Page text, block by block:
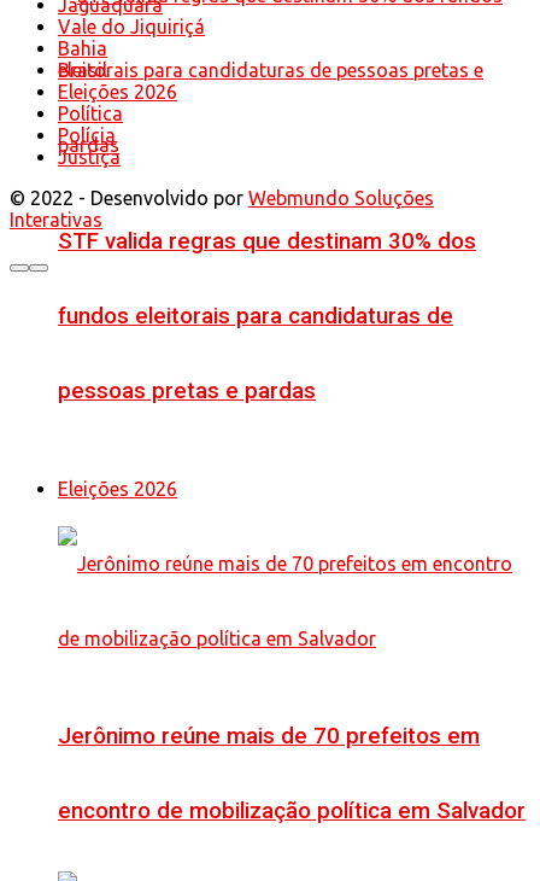
STF valida regras que destinam 30% dos
fundos eleitorais para candidaturas de
pessoas pretas e pardas
Eleições 2026
Jerônimo reúne mais de 70 prefeitos em
encontro de mobilização política em Salvador
Jaguaquara
Vale do Jiquiriçá
Bahia
Brasil
Eleições 2026
Política
Polícia
Justiça
© 2022 - Desenvolvido por Webmundo Soluções
Interativas